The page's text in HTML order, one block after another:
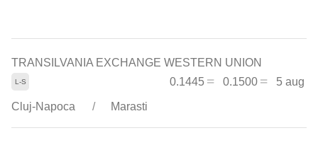
TRANSILVANIA EXCHANGE WESTERN UNION
Cluj-Napoca Marasti
0.1445 0.1500 5 aug